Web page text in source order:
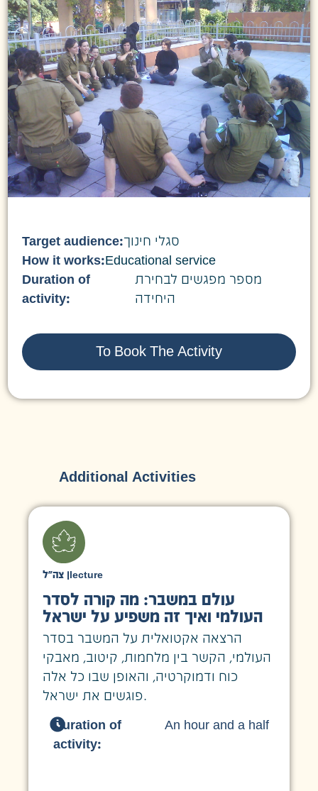
Target audience:סגלי חינוך
How it works: Educational service
Duration of
activity:
מספר מפגשים לבחירת
היחידה
To Book The Activity
Additional Activities
צה״ל | lecture
עולם במשבר: מה קורה לסדר
העולמי ואיך זה משפיע על ישראל
הרצאה אקטואלית על המשבר בסדר
העולמי, הקשר בין מלחמות, קיטוב, מאבקי
כוח ודמוקרטיה, והאופן שבו כל אלה
פוגשים את ישראל.
Duration of
activity:
An hour and a half